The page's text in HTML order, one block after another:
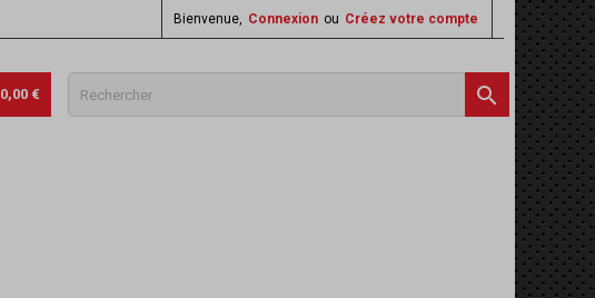
Bienvenue, Connexion ou Créez votre compte

€